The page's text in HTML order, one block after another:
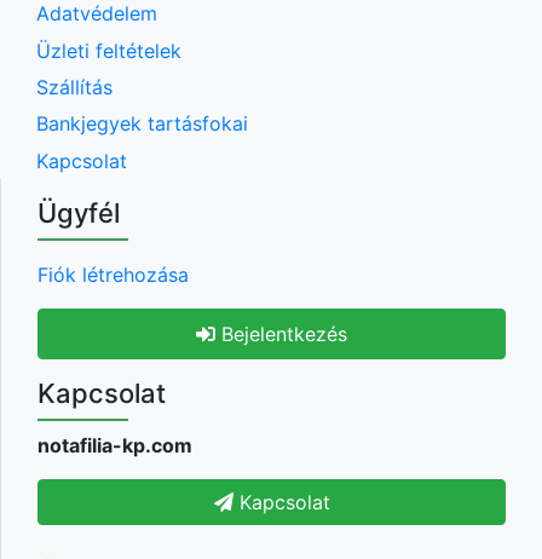
Adatvédelem
Üzleti feltételek
Szállítás
Bankjegyek tartásfokai
Kapcsolat
Ügyfél
Fiók létrehozása
Bejelentkezés
Kapcsolat
notafilia-kp.com
Kapcsolat